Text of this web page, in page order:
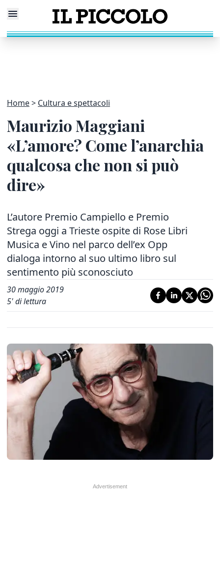
Home Cultura e spettacoli
Maurizio Maggiani
«L’amore? Come l’anarchia
qualcosa che non si può
dire»
L’autore Premio Campiello e Premio
Strega oggi a Trieste ospite di Rose Libri
Musica e Vino nel parco dell’ex Opp
dialoga intorno al suo ultimo libro sul
sentimento più sconosciuto
30 maggio 2019
5' di lettura